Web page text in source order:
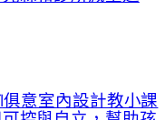
俱意室內設計教小課